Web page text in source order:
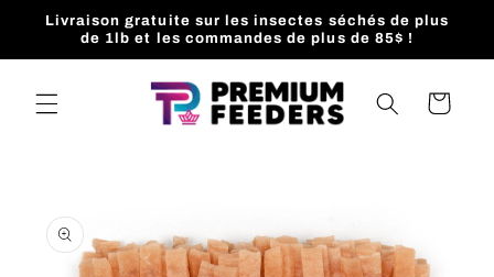
passer
Livraison gratuite sur les insectes séchés de plus
de 1lb et les commandes de plus de 85$ !
Panier
informations
produits